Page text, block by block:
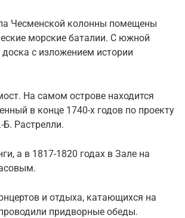
Чесменской колонны помещены
морские баталии. С южной
с изложением истории
На самом острове находится
в конце 1740-х годов по проекту
Растрелли.
а в 1817-1820 годах в Зале на
и отдыха, катающихся на
придворные обеды.